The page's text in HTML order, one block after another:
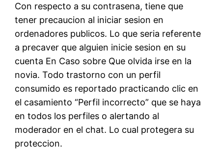
Con respecto a su contrasena, tiene que
tener precaucion al iniciar sesion en
ordenadores publicos. Lo que seria referente
a precaver que alguien inicie sesion en su
cuenta En Caso sobre Que olvida irse en la
novia. Todo trastorno con un perfil
consumido es reportado practicando clic en
el casamiento “Perfil incorrecto” que se haya
en todos los perfiles o alertando al
moderador en el chat. Lo cual protegera su
proteccion.